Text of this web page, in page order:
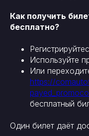
Как получить
бесплатно?
Используйте
Или
https://
бесплатный
Один билет даёт